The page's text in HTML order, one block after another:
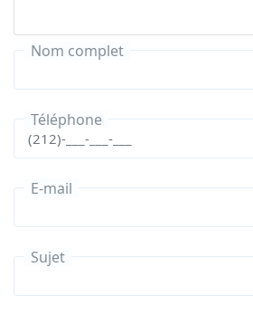
Nom complet
Téléphone
E-mail
Sujet